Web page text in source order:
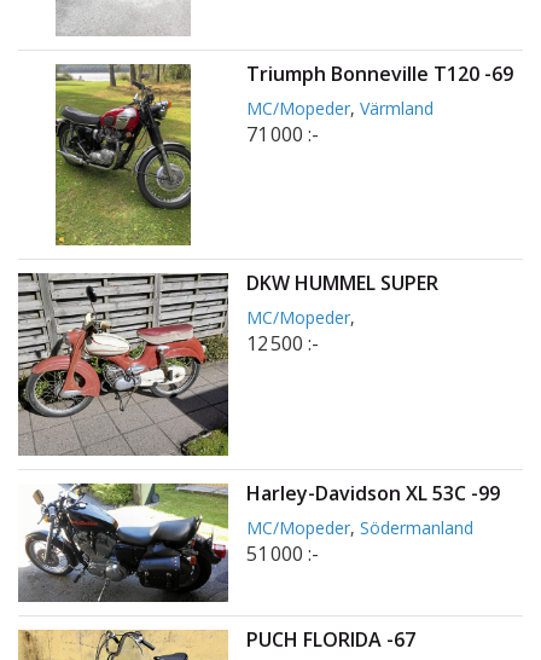
Triumph Bonneville T120 -69
MC/Mopeder,Värmland
71 000 :-
DKW HUMMEL SUPER
MC/Mopeder,
12 500 :-
Harley-Davidson XL 53C -99
MC/Mopeder,Södermanland
51 000 :-
PUCH FLORIDA -67